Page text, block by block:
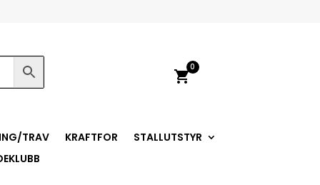
shopping_cart
0
TRAV KRAFTFOR
STALLUTSTYR